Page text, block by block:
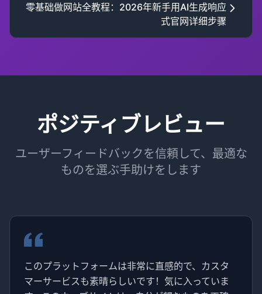
零基础做网站全教程：2026年新手用AI生成响应
式官网详细步骤
ポジティブレビュー
ユーザーフィードバックを信頼して、最適な
ものを選ぶ手助けをします
このプラットフォームは非常に直感的で、カスタ
マーサービスも素晴らしいです！気に入っていま